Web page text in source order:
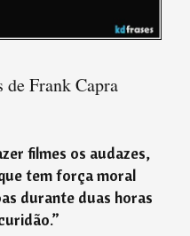
Frank Capra
filmes os audazes,
tem força moral
durante duas horas
”